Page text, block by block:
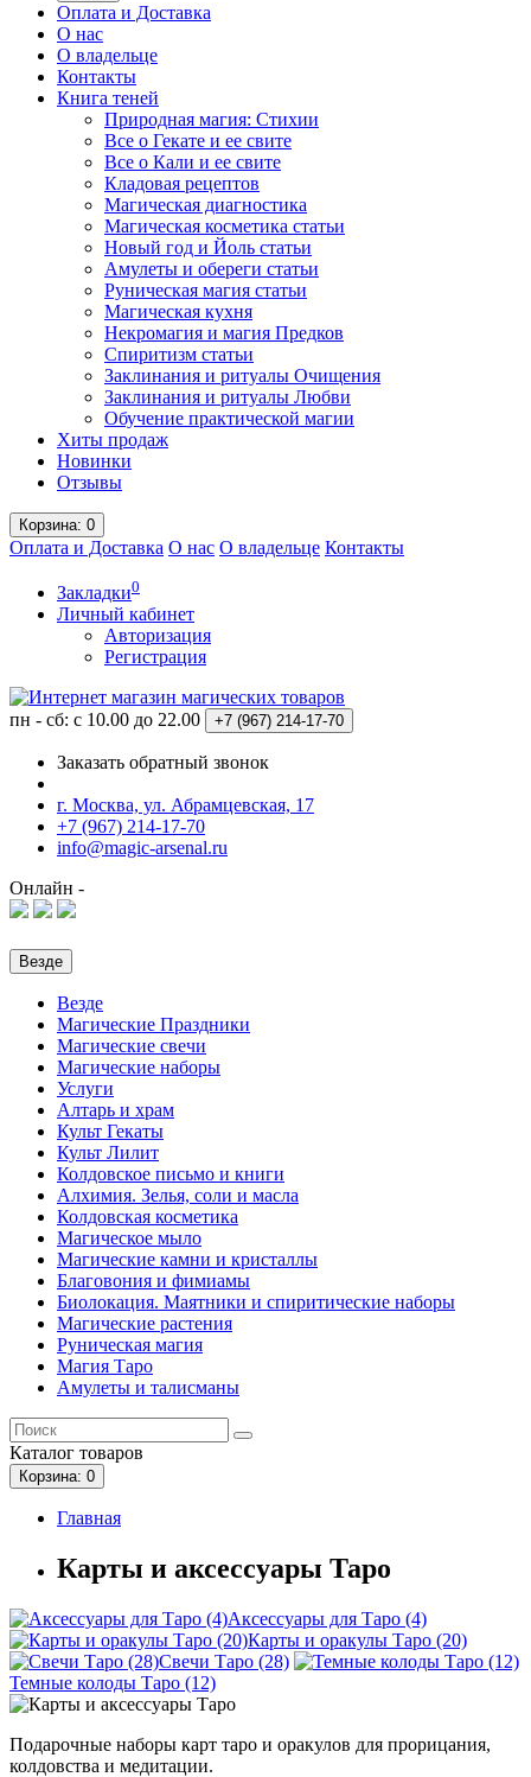
Оплата и Доставка
О нас
О владельце
Контакты
Книга теней
Природная магия: Стихии
Все о Гекате и ее свите
Все о Кали и ее свите
Кладовая рецептов
Магическая диагностика
Магическая косметика статьи
Новый год и Йоль статьи
Амулеты и обереги статьи
Руническая магия статьи
Магическая кухня
Некромагия и магия Предков
Спиритизм статьи
Заклинания и ритуалы Очищения
Заклинания и ритуалы Любви
Обучение практической магии
Хиты продаж
Новинки
Отзывы
Корзина: 0
Оплата и Доставка О нас О владельце Контакты
Закладки0
Личный кабинет
Авторизация
Регистрация
пн - сб: с 10.00 до 22.00 +7 (967) 214-17-70
Заказать обратный звонок
г. Москва, ул. Абрамцевская, 17
+7 (967) 214-17-70
info@magic-arsenal.ru
Онлайн -
Везде
Везде
Магические Праздники
Магические свечи
Магические наборы
Услуги
Алтарь и храм
Культ Гекаты
Культ Лилит
Колдовское письмо и книги
Алхимия. Зелья, соли и масла
Колдовская косметика
Магическое мыло
Магические камни и кристаллы
Благовония и фимиамы
Биолокация. Маятники и спиритические наборы
Магические растения
Руническая магия
Магия Таро
Амулеты и талисманы
Каталог товаров
Корзина: 0
Главная
Карты и аксессуары Таро
Аксессуары для Таро (4)
Карты и оракулы Таро (20)
Свечи Таро (28)
Темные колоды Таро (12)
Подарочные наборы карт таро и оракулов для прорицания,
колдовства и медитации.